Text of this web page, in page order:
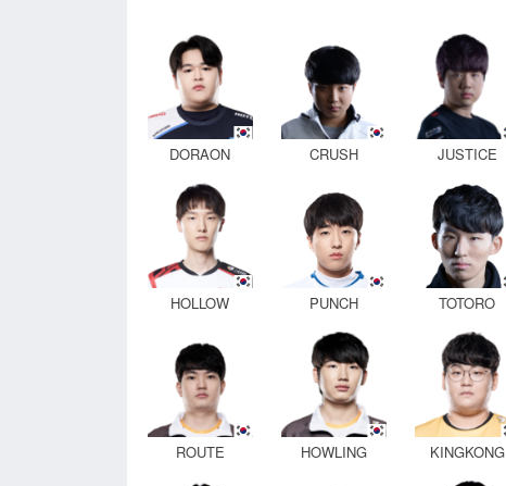
DORAON CRUSH JUSTICE
HOLLOW PUNCH TOTORO
ROUTE HOWLING KINGKONG